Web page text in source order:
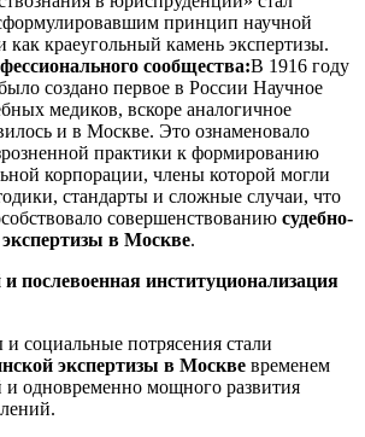
принцип научной
как краеугольный камень экспертизы.
сообщества:В 1916 году
создано первое в России Научное
медиков, вскоре аналогичное
и в Москве. Это ознаменовало
практики к формированию
корпорации, члены которой могли
стандарты и сложные случаи, что
совершенствованию судебно-
в Москве.
послевоенная институционализация
социальные потрясения стали
экспертизы в Москве временем
одновременно мощного развития